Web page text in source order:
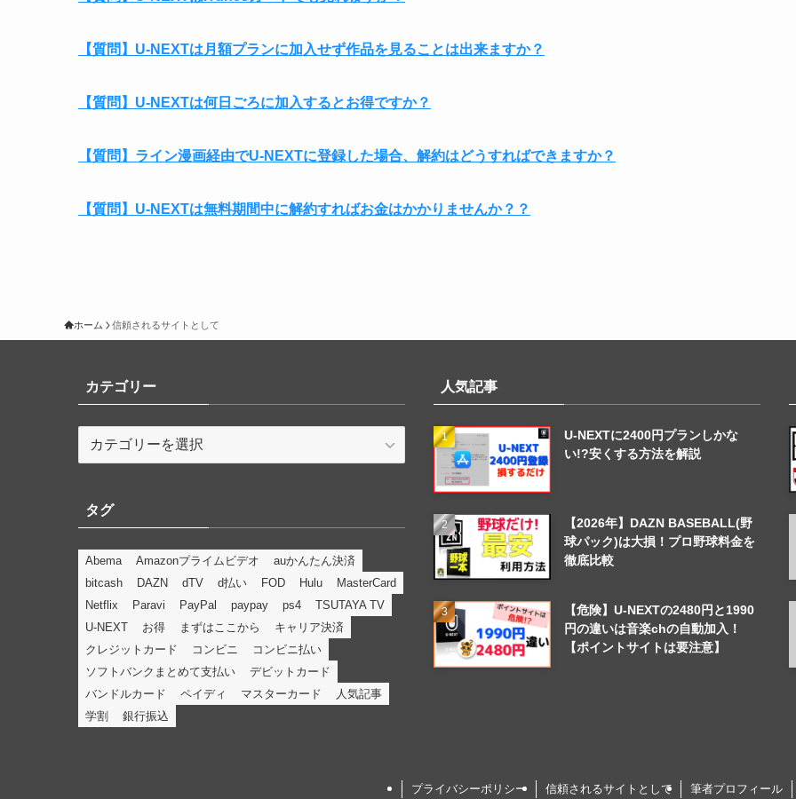
【質問】U-NEXTは月額プランに加入せず作品を見ることは出来ますか？
【質問】U-NEXTは何日ごろに加入するとお得ですか？
【質問】ライン漫画経由でU-NEXTに登録した場合、解約はどうすればできますか？
【質問】U-NEXTは無料期間中に解約すればお金はかかりませんか？？
ホーム 信頼されるサイトとして
カテゴリー
テ
リ
ー
タグ
Abema Amazonプライムビデオ
auかんたん決済
bitcash
DAZN dTV d払い FOD Hulu
MasterCard
Netflix
Paravi PayPal paypay ps4
TSUTAYA TV
U-NEXT
お得 まずはここから
キャリア決済
クレジットカード
コンビニ
コンビニ払い
ソフトバンクまとめて支払い
デビットカード
バンドルカード
ペイディ マスターカード
人気記事
学割
銀行振込
人気記事
U-NEXTに2400円プランしかな
い!?安くする方法を解説
【2026年】DAZN BASEBALL(野
球パック)は大損！プロ野球料金を
徹底比較
【危険】U-NEXTの2480円と1990
円の違いは音楽chの自動加入！
【ポイントサイトは要注意】
プライバシーポリシー 信頼されるサイトとして 筆者プロフィール